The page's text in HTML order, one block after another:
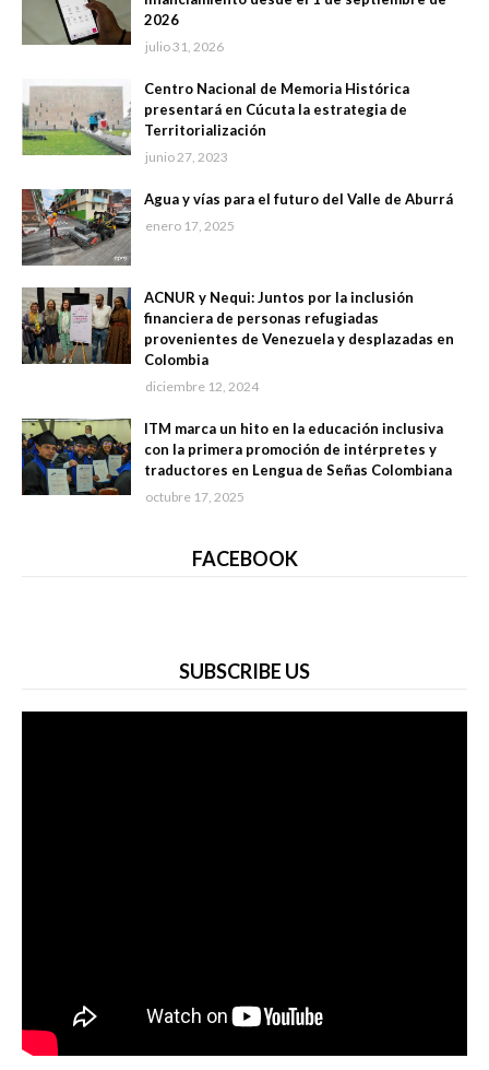
2026
julio 31, 2026
Centro Nacional de Memoria Histórica
presentará en Cúcuta la estrategia de
Territorialización
junio 27, 2023
Agua y vías para el futuro del Valle de Aburrá
enero 17, 2025
ACNUR y Nequi: Juntos por la inclusión
financiera de personas refugiadas
provenientes de Venezuela y desplazadas en
Colombia
diciembre 12, 2024
ITM marca un hito en la educación inclusiva
con la primera promoción de intérpretes y
traductores en Lengua de Señas Colombiana
octubre 17, 2025
FACEBOOK
SUBSCRIBE US